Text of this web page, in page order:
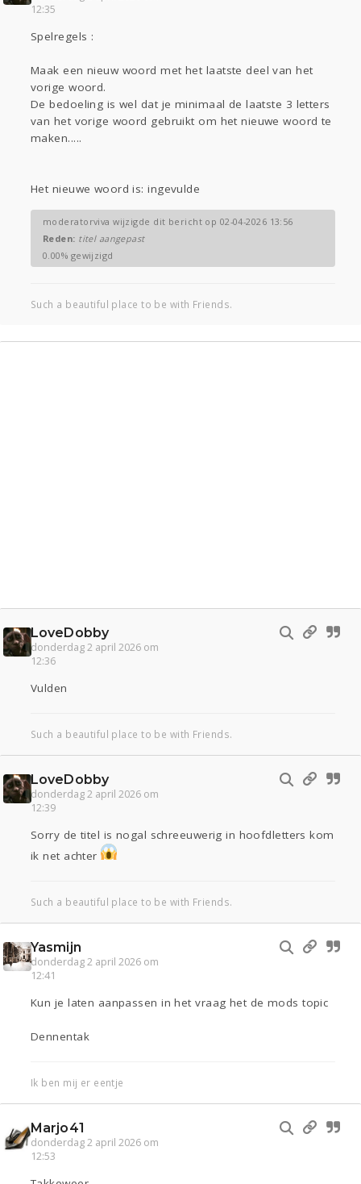
Gevraagd
Lezen
12:35
Spelregels :
Maak een nieuw woord met het laatste deel van het
vorige woord.
De bedoeling is wel dat je minimaal de laatste 3 letters
van het vorige woord gebruikt om het nieuwe woord te
maken.....
Het nieuwe woord is: ingevulde
moderatorviva wijzigde dit bericht op 02-04-2026 13:56
Reden: titel aangepast
0.00% gewijzigd
Such a beautiful place to be with Friends.
LoveDobby
donderdag 2 april 2026 om
12:36
Vulden
Such a beautiful place to be with Friends.
LoveDobby
donderdag 2 april 2026 om
12:39
Sorry de titel is nogal schreeuwerig in hoofdletters kom
ik net achter
Such a beautiful place to be with Friends.
Yasmijn
donderdag 2 april 2026 om
12:41
Kun je laten aanpassen in het vraag het de mods topic
Dennentak
Ik ben mij er eentje
Marjo41
donderdag 2 april 2026 om
12:53